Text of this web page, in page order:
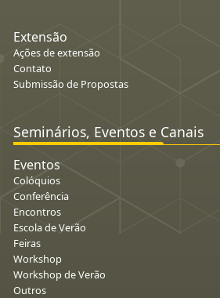
Extensão
Ações de extensão
Contato
Submissão de Propostas
Seminários, Eventos e Canais
Eventos
Colóquios
Conferência
Encontros
Escola de Verão
Feiras
Workshop
Workshop de Verão
Outros